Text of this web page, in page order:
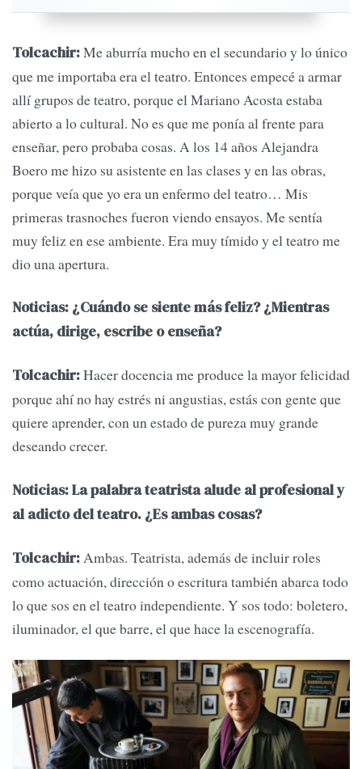
Tolcachir:Me aburría mucho en el secundario y lo único
que me importaba era el teatro. Entonces empecé a armar
allí grupos de teatro, porque el Mariano Acosta estaba
abierto a lo cultural. No es que me ponía al frente para
enseñar, pero probaba cosas. A los 14 años Alejandra
Boero me hizo su asistente en las clases y en las obras,
porque veía que yo era un enfermo del teatro… Mis
primeras trasnoches fueron viendo ensayos. Me sentía
muy feliz en ese ambiente. Era muy tímido y el teatro me
dio una apertura.
Noticias: ¿Cuándo se siente más feliz? ¿Mientras
actúa, dirige, escribe o enseña?
Tolcachir:Hacer docencia me produce la mayor felicidad
porque ahí no hay estrés ni angustias, estás con gente que
quiere aprender, con un estado de pureza muy grande
deseando crecer.
Noticias: La palabra teatrista alude al profesional y
al adicto del teatro. ¿Es ambas cosas?
Tolcachir:Ambas. Teatrista, además de incluir roles
como actuación, dirección o escritura también abarca todo
lo que sos en el teatro independiente. Y sos todo: boletero,
iluminador, el que barre, el que hace la escenografía.